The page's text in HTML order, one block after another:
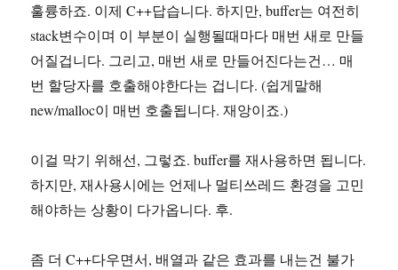
훌륭하죠. 이제 C++답습니다. 하지만, buffer는 여전히
stack변수이며 이 부분이 실행될때마다 매번 새로 만들
어질겁니다. 그리고, 매번 새로 만들어진다는건… 매
번 할당자를 호출해야한다는 겁니다. (쉽게말해
new/malloc이 매번 호출됩니다. 재앙이죠.)
이걸 막기 위해선, 그렇죠. buffer를 재사용하면 됩니다.
하지만, 재사용시에는 언제나 멀티쓰레드 환경을 고민
해야하는 상황이 다가옵니다. 후.
좀 더 C++다우면서, 배열과 같은 효과를 내는건 불가